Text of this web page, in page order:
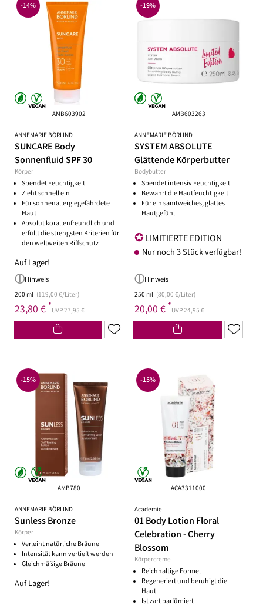
AMB603902
ANNEMARIE BÖRLIND
SUNCARE Body
Sonnenfluid SPF 30
Körper
Spendet Feuchtigkeit
Zieht schnell ein
Für sonnenallergiegefährdete
Haut
Absolut korallenfreundlich und
erfüllt die strengsten Kriterien für
den weltweiten Riffschutz
Auf Lager!
Hinweis
200 ml (119,00 €/Liter)
23,80 € *UVP 27,95 €
-14%
AMB603263
ANNEMARIE BÖRLIND
SYSTEM ABSOLUTE
Glättende Körperbutter
Bodybutter
Spendet intensiv Feuchtigkeit
Bewahrt die Hautfeuchtigkeit
Für ein samtweiches, glattes
Hautgefühl
LIMITIERTE EDITION
Nur noch 3 Stück verfügbar!
Hinweis
250 ml (80,00 €/Liter)
20,00 € *UVP 24,95 €
-19%
AMB780
ANNEMARIE BÖRLIND
Sunless Bronze
Körper
Verleiht natürliche Bräune
Intensität kann vertieft werden
Gleichmäßige Bräune
Auf Lager!
-15%
ACA3311000
Academie
01 Body Lotion Floral
Celebration - Cherry
Blossom
Körpercreme
Reichhaltige Formel
Regeneriert und beruhigt die
Haut
Ist zart parfümiert
-15%